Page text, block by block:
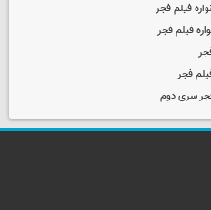
فیلم فجر
فیلم فجر
فجر
سری دوم